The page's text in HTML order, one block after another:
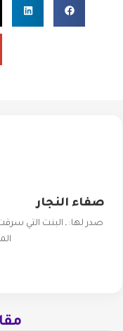
صفاء النجار
صدر لها: ـ البنت التي